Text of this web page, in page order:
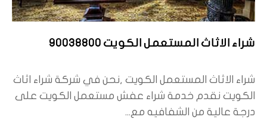
شراء الاثاث المستعمل الكويت 90038800
شراء الاثاث المستعمل الكويت ,نحن في شركة شراء اثاث
الكويت نقدم خدمة شراء عفش مستعمل الكويت على
درجة عالية من الشفافيه مع...